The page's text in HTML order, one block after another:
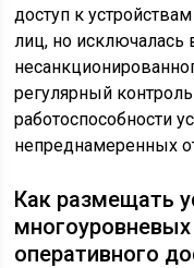
доступ к
лиц, но исключалась
регулярный
работоспособности
непреднамеренных
Как размещать
оперативного